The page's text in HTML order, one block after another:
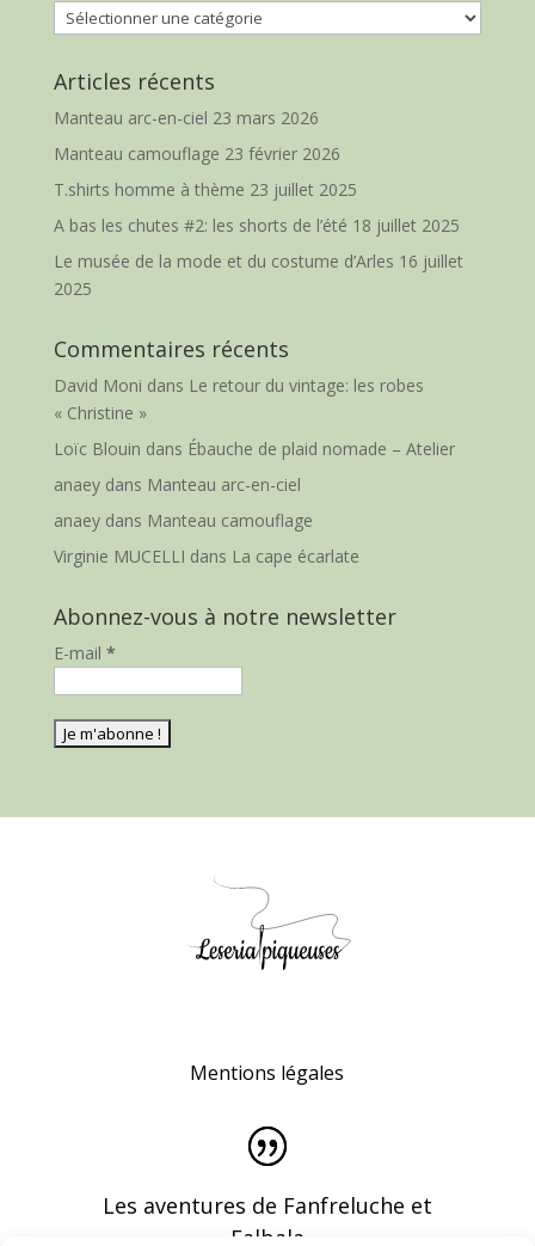
Catégories
Articles récents
Manteau arc-en-ciel 23 mars 2026
Manteau camouflage 23 février 2026
T.shirts homme à thème 23 juillet 2025
A bas les chutes #2: les shorts de l’été 18 juillet 2025
Le musée de la mode et du costume d’Arles 16 juillet
2025
Commentaires récents
David Moni dans Le retour du vintage: les robes
« Christine »
Loïc Blouin dans Ébauche de plaid nomade – Atelier
anaeydans Manteau arc-en-ciel
anaeydans Manteau camouflage
Virginie MUCELLI dans La cape écarlate
Abonnez-vous à notre newsletter
E-mail *
Mentions légales
Les aventures de Fanfreluche et
Falbala